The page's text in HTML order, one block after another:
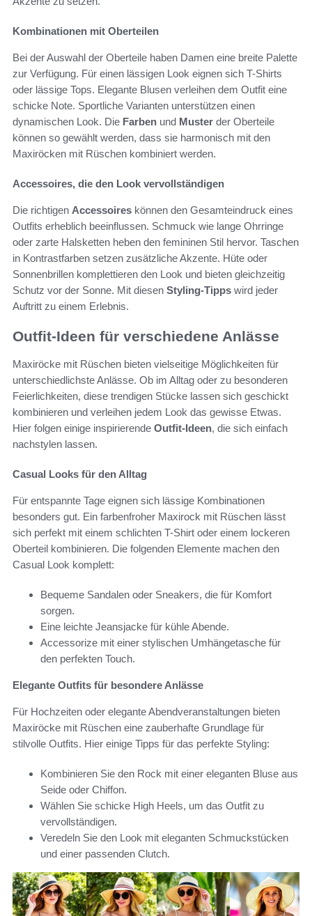
Kombinationen mit Oberteilen
Bei der Auswahl der Oberteile haben Damen eine breite Palette
zur Verfügung. Für einen lässigen Look eignen sich T-Shirts
oder lässige Tops. Elegante Blusen verleihen dem Outfit eine
schicke Note. Sportliche Varianten unterstützen einen
dynamischen Look. Die Farben und Muster der Oberteile
können so gewählt werden, dass sie harmonisch mit den
Maxiröcken mit Rüschen kombiniert werden.
Accessoires, die den Look vervollständigen
Die richtigen Accessoires können den Gesamteindruck eines
Outfits erheblich beeinflussen. Schmuck wie lange Ohrringe
oder zarte Halsketten heben den femininen Stil hervor. Taschen
in Kontrastfarben setzen zusätzliche Akzente. Hüte oder
Sonnenbrillen komplettieren den Look und bieten gleichzeitig
Schutz vor der Sonne. Mit diesen Styling-Tipps wird jeder
Auftritt zu einem Erlebnis.
Outfit-Ideen für verschiedene Anlässe
Maxiröcke mit Rüschen bieten vielseitige Möglichkeiten für
unterschiedlichste Anlässe. Ob im Alltag oder zu besonderen
Feierlichkeiten, diese trendigen Stücke lassen sich geschickt
kombinieren und verleihen jedem Look das gewisse Etwas.
Hier folgen einige inspirierende Outfit-Ideen, die sich einfach
nachstylen lassen.
Casual Looks für den Alltag
Für entspannte Tage eignen sich lässige Kombinationen
besonders gut. Ein farbenfroher Maxirock mit Rüschen lässt
sich perfekt mit einem schlichten T-Shirt oder einem lockeren
Oberteil kombinieren. Die folgenden Elemente machen den
Casual Look komplett:
Bequeme Sandalen oder Sneakers, die für Komfort
sorgen.
Eine leichte Jeansjacke für kühle Abende.
Accessorize mit einer stylischen Umhängetasche für
den perfekten Touch.
Elegante Outfits für besondere Anlässe
Für Hochzeiten oder elegante Abendveranstaltungen bieten
Maxiröcke mit Rüschen eine zauberhafte Grundlage für
stilvolle Outfits. Hier einige Tipps für das perfekte Styling:
Kombinieren Sie den Rock mit einer eleganten Bluse aus
Seide oder Chiffon.
Wählen Sie schicke High Heels, um das Outfit zu
vervollständigen.
Veredeln Sie den Look mit eleganten Schmuckstücken
und einer passenden Clutch.